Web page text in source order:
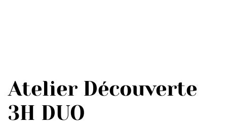
Atelier Découverte
3H DUO